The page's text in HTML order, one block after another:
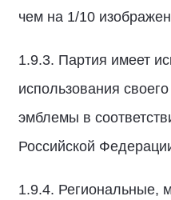
чем на 1/10
1.9.3. Партия имеет
использования
эмблемы в
Российской
1.9.4. Региональные,